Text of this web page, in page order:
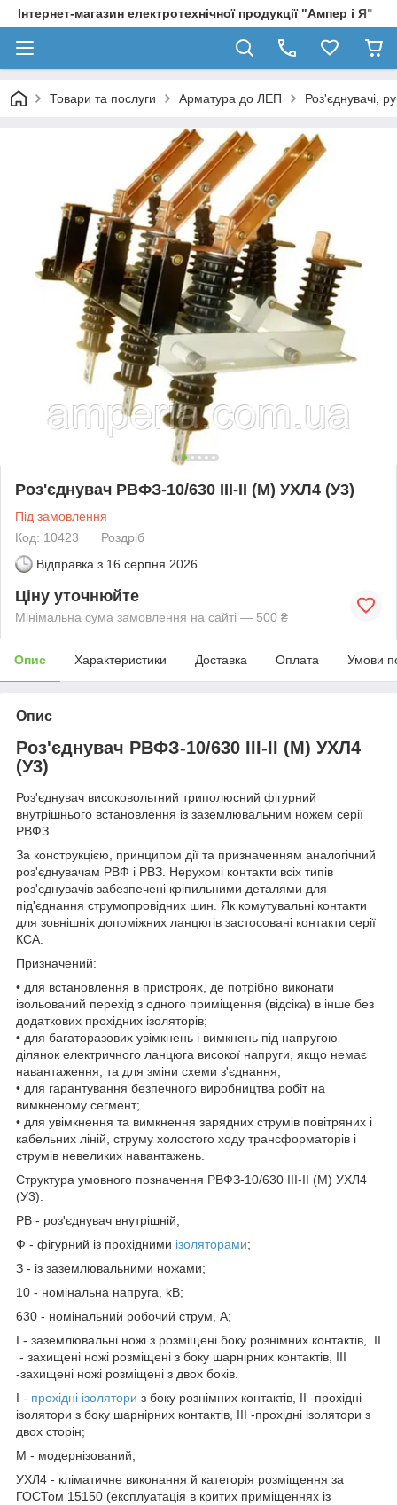
Інтернет-магазин електротехнічної продукції "Ампер і Я"
Товари та послуги Арматура до ЛЕП Роз'єднувачі,
Роз'єднувач РВФЗ-10/630 III-II (М) УХЛ4 (У3)
Під замовлення
Код: 10423
Роздріб
Відправка з 16 серпня 2026
Ціну уточнюйте
Мінімальна сума замовлення на сайті — 500 ₴
Опис Характеристики Доставка Оплата Умови
Опис
Роз'єднувач РВФЗ-10/630 III-II (М) УХЛ4
(У3)
Роз'єднувач високовольтний триполюсний фігурний
внутрішнього встановлення із заземлювальним ножем серії
РВФЗ.
За конструкцією, принципом дії та призначенням аналогічний
роз'єднувачам РВФ і РВЗ. Нерухомі контакти всіх типів
роз'єднувачів забезпечені кріпильними деталями для
під'єднання струмопровідних шин. Як комутувальні контакти
для зовнішніх допоміжних ланцюгів застосовані контакти серії
КСА.
Призначений:
• для встановлення в пристроях, де потрібно виконати
ізольований перехід з одного приміщення (відсіка) в інше без
додаткових прохідних ізоляторів;
• для багаторазових увімкнень і вимкнень під напругою
ділянок електричного ланцюга високої напруги, якщо немає
навантаження, та для зміни схеми з'єднання;
• для гарантування безпечного виробництва робіт на
вимкненому сегмент;
• для увімкнення та вимкнення зарядних струмів повітряних і
кабельних ліній, струму холостого ходу трансформаторів і
струмів невеликих навантажень.
Структура умовного позначення РВФЗ-10/630 III-II (М) УХЛ4
(У3):
РВ - роз'єднувач внутрішній;
Ф - фігурний із прохідними ізоляторами;
З - із заземлювальними ножами;
10 - номінальна напруга, kВ;
630 - номінальний робочий струм, А;
I - заземлювальні ножі з розміщені боку рознімних контактів, II
- захищені ножі розміщені з боку шарнірних контактів, III
-захищені ножі розміщені з двох боків.
I - прохідні ізолятори з боку рознімних контактів, II -прохідні
ізолятори з боку шарнірних контактів, III -прохідні ізолятори з
двох сторін;
М - модернізований;
УХЛ4 - кліматичне виконання й категорія розміщення за
ГОСТом 15150 (експлуатація в критих приміщеннях із